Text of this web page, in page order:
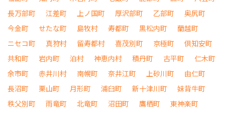
長万部町
江差町 上ノ国町 厚沢部町 乙部町
奥尻町
今金町
せたな町 島牧村 寿都町 黒松内町
蘭越町
ニセコ町
真狩村 留寿都村 喜茂別町 京極町
倶知安町
共和町
岩内町 泊村 神恵内村 積丹町 古平町
仁木町
余市町
赤井川村 南幌町 奈井江町 上砂川町
由仁町
長沼町
栗山町 月形町 浦臼町 新十津川町
妹背牛町
秩父別町
雨竜町 北竜町 沼田町 鷹栖町
東神楽町